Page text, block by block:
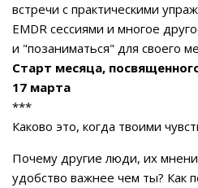
встречи с практическими
EMDR сессиями и многое
и "позаниматься" для своего
Старт месяца,
17 марта
***
Каково это, когда твоими
Почему другие люди, их
удобство важнее чем ты? Как